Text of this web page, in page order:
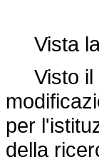
Vista
Visto il
per
della